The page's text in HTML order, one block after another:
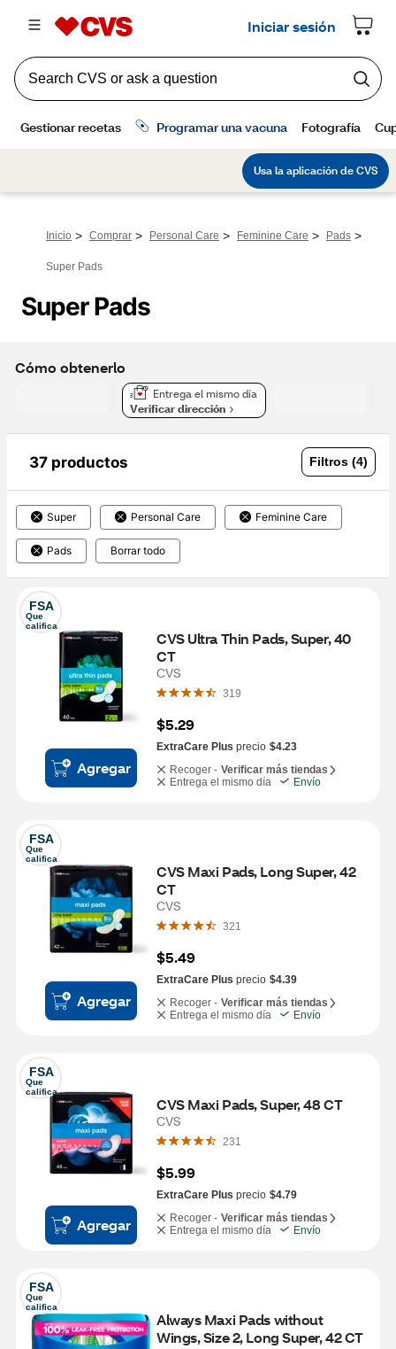
Inicio > Comprar > Personal Care > Feminine Care > Pads >
Super Pads
Super Pads
Cómo obtenerlo
Entrega el mismo día
Verificar dirección
37 productos Filtros (4)
Super Personal Care Feminine Care
Pads Borrar todo
FSA
Que
califica
Agregar
CVS Ultra Thin Pads, Super, 40
CT
CVS
319
$5.29
ExtraCare Plus precio $4.23
Recoger - Verificar más tiendas
Entrega el mismo día
Envío
FSA
Que
califica
Agregar
CVS Maxi Pads, Long Super, 42
CT
CVS
321
$5.49
ExtraCare Plus precio $4.39
Recoger - Verificar más tiendas
Entrega el mismo día
Envío
FSA
Que
califica
Agregar
CVS Maxi Pads, Super, 48 CT
CVS
231
$5.99
ExtraCare Plus precio $4.79
Recoger - Verificar más tiendas
Entrega el mismo día
Envío
FSA
Que
califica
Always Maxi Pads without
Wings, Size 2, Long Super, 42 CT